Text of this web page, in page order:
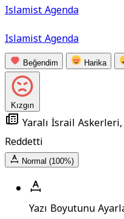
Islamist Agenda
Islamist Agenda
Beğendim Harika
Kızgın
Yaralı İsrail
Reddetti
Normal (100%)
Yazı Boyutunu